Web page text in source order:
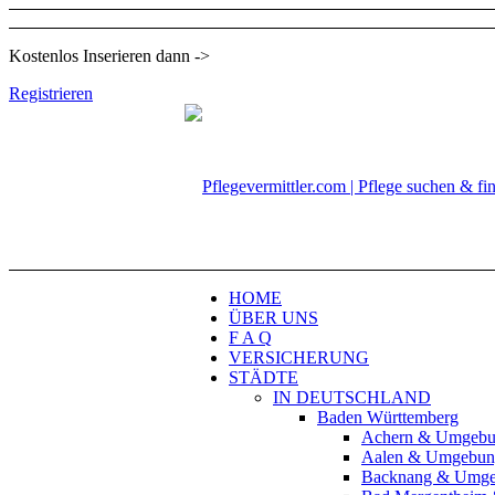
Kostenlos Inserieren dann ->
Registrieren
HOME
ÜBER UNS
F A Q
VERSICHERUNG
STÄDTE
IN DEUTSCHLAND
Baden Württemberg
Achern &
Aalen &
Backnang &